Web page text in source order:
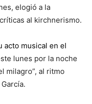
elogió a la
al kirchnerismo.
acto musical en el
lunes por la noche
milagro”, al ritmo